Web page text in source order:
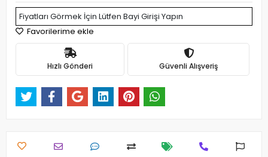
Fiyatları Görmek İçin Lütfen Bayi Girişi Yapın
Favorilerime ekle
Hızlı Gönderi Güvenli Alışveriş